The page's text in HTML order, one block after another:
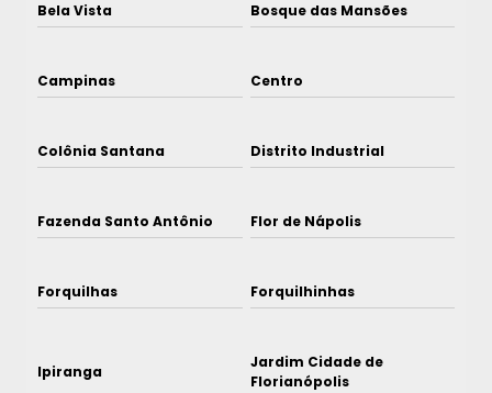
Bela Vista Bosque das Mansões
Campinas Centro
Colônia Santana Distrito Industrial
Fazenda Santo Antônio Flor de Nápolis
Forquilhas Forquilhinhas
Ipiranga
Jardim Cidade de
Florianópolis